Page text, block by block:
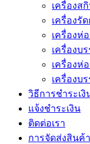
เครื่องส
เครื่องรั
เครื่องห่
เครื่องบ
เครื่องห่
เครื่องบ
วิธีการชำระเงิ
แจ้งชำระเงิน
ติดต่อเรา
การจัดส่งสินค้า